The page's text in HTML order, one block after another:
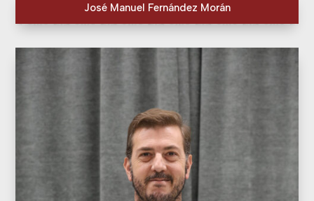
José Manuel Fernández Morán